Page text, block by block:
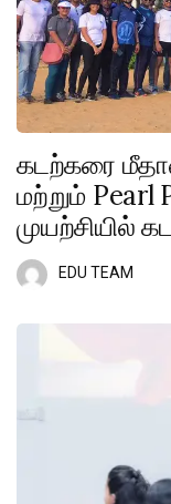
கடற்கரை
மற்றும் Pearl
முயற்சியில்
EDU TEAM